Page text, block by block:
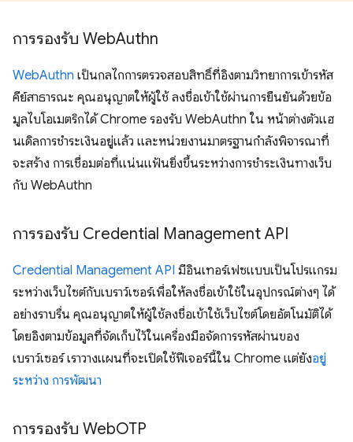
การรองรับ WebAuthn
WebAuthn เป็นกลไกการตรวจสอบสิทธิ์ที่อิงตามวิทยาการเข้ารหัส
คีย์สาธารณะ คุณอนุญาตให้ผู้ใช้ ลงชื่อเข้าใช้ผ่านการยืนยันด้วยข้อ
มูลไบโอเมตริกได้ Chrome รองรับ WebAuthn ใน หน้าต่างตัวแฮ
นเดิลการชำระเงินอยู่แล้ว และหน่วยงานมาตรฐานกำลังพิจารณาที่
จะสร้าง การเชื่อมต่อที่แน่นแฟ้นยิ่งขึ้นระหว่างการชำระเงินทางเว็บ
กับ WebAuthn
การรองรับ Credential Management API
Credential Management API มีอินเทอร์เฟซแบบเป็นโปรแกรม
ระหว่างเว็บไซต์กับเบราว์เซอร์เพื่อให้ลงชื่อเข้าใช้ในอุปกรณ์ต่างๆ ได้
อย่างราบรื่น คุณอนุญาตให้ผู้ใช้ลงชื่อเข้าใช้เว็บไซต์โดยอัตโนมัติได้
โดยอิงตามข้อมูลที่จัดเก็บไว้ในเครื่องมือจัดการรหัสผ่านของ
เบราว์เซอร์ เราวางแผนที่จะเปิดใช้ฟีเจอร์นี้ใน Chrome แต่ยังอยู่
ระหว่าง การพัฒนา
การรองรับ WebOTP